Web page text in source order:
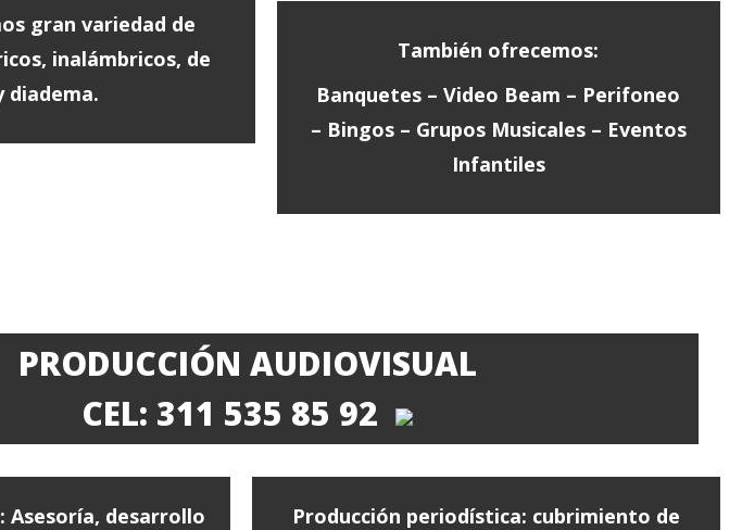
gran variedad de
inalámbricos, de
diadema.
También ofrecemos:
Banquetes – Video Beam – Perifoneo
– Bingos – Grupos Musicales – Eventos
Infantiles
PRODUCCIÓN AUDIOVISUAL
CEL: 311 535 85 92
Asesoría, desarrollo
Producción periodística: cubrimiento de